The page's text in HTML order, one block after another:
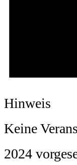
Hinweis
Keine
2024